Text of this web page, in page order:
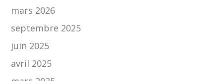
mars 2026
septembre 2025
juin 2025
avril 2025